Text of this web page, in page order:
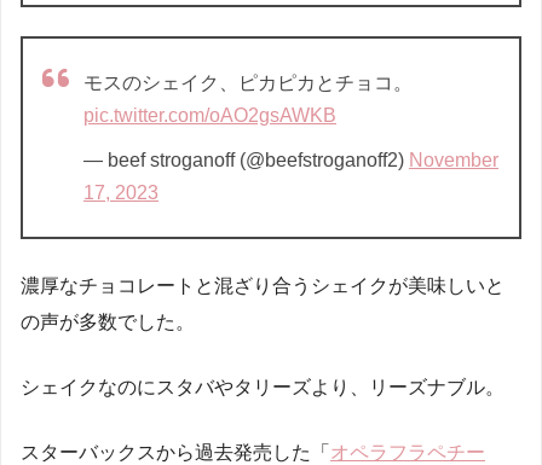
モスのシェイク、ピカピカとチョコ。
pic.twitter.com/oAO2gsAWKB
— beef stroganoff (@beefstroganoff2) November
17, 2023
濃厚なチョコレートと混ざり合うシェイクが美味しいと
の声が多数でした。
シェイクなのにスタバやタリーズより、リーズナブル。
スターバックスから過去発売した「 オペラフラペチー